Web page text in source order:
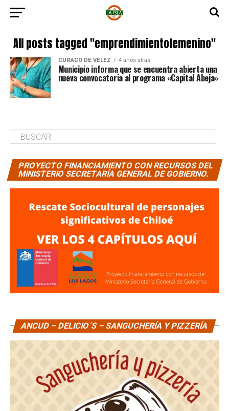
All posts tagged "emprendimientofemenino"
CURACO DE VÉLEZ 4 años atras
Municipio informa que se encuentra abierta una
nueva convocatoria al programa «Capital Abeja»
PROYECTO FINANCIAMIENTO CON RECURSOS DEL
MINISTERIO SECRETARÍA GENERAL DE GOBIERNO.
ANCUD – DELICIO´S – SANGUCHERÍA Y PIZZERÍA